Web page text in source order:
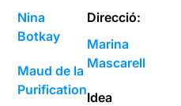
Nina
Botkay
Maud de la
Purification
Direcció:
Marina
Mascarell
Idea